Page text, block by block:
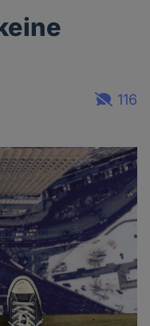
116